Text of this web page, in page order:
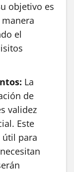
objetivo es
el
La
de
validez
Este
útil para